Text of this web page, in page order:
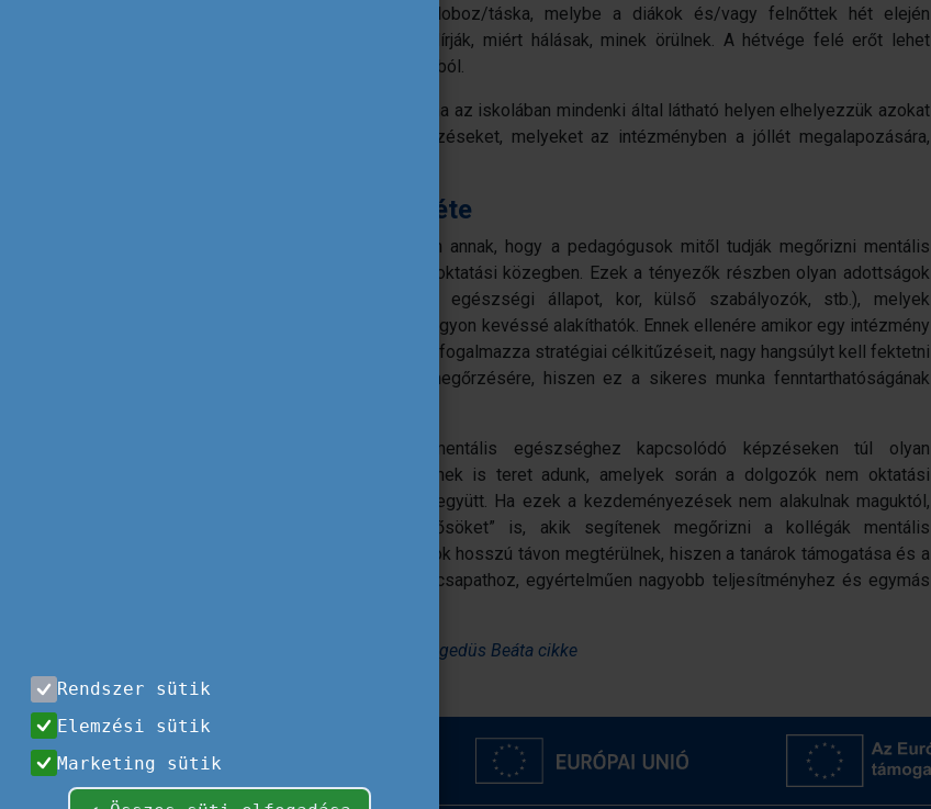
egyszerű befőttes üveg vagy üres doboz/táska, melybe a diákok és/vagy felnőttek hét elején
bedobhatnak egy cédulát, melyekre felírják, miért hálásak, minek örülnek. A hétvége felé erőt lehet
meríteni a találomra kiválasztott cédulákból.
Hasonlóan motiváló hatást érhetünk el, ha az iskolában mindenki által látható helyen elhelyezzük azokat
a programokat, ötleteket, kezdeményezéseket, melyeket az intézményben a jóllét megalapozására,
Az iskola dolgozóinak jólléte
Nyilvánvalóan számos összetevője van annak, hogy a pedagógusok mitől tudják megőrizni mentális
egészségüket a folyamatosan változó oktatási közegben. Ezek a tényezők részben olyan adottságok
(anyagi biztonság, családi viszonyok, egészségi állapot, kor, külső szabályozók, stb.), melyek
intézményi kereteken belül nem, vagy nagyon kevéssé alakíthatók. Ennek ellenére amikor egy intézmény
a saját belső helyzetét vizsgálja és megfogalmazza stratégiai célkitűzéseit, nagy hangsúlyt kell fektetni
a dolgozók mentális egészségének megőrzésére, hiszen ez a sikeres munka fenntarthatóságának
Vezetőként hasznos tehát, ha a mentális egészséghez kapcsolódó képzéseken túl olyan
tevékenységeknek, kezdeményezéseknek is teret adunk, amelyek során a dolgozók nem oktatási
kérdések megbeszélése okán vannak együtt. Ha ezek a kezdeményezések nem alakulnak maguktól,
megbízhatunk ezzel wellbeing “felelősöket” is, akik segítenek megőrizni a kollégák mentális
egészségét. Az erre fordított erőforrások hosszú távon megtérülnek, hiszen a tanárok támogatása és a
bizalomépítés motiváltabb, boldogabb csapathoz, egyértelműen nagyobb teljesítményhez és egymás
eTwinning Nagykövetek írták - Hegedüs Beáta cikke
Rendszer sütik
Elemzési sütik
Marketing sütik